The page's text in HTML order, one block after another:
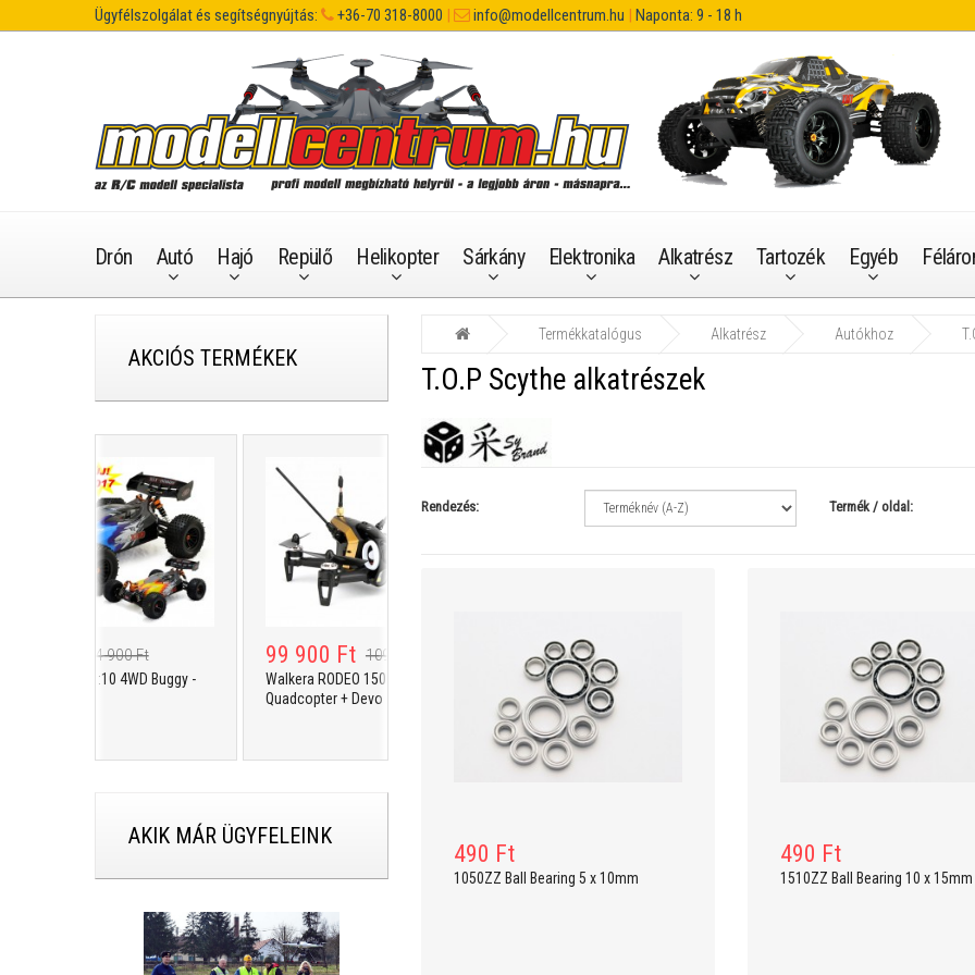
Ügyfélszolgálat és segítségnyújtás: +36-70 318-8000 | info@modellcentrum.hu | Naponta: 9 - 18 h
Drón Autó Hajó Repülő Helikopter Sárkány Elektronika Alkatrész Tartozék Egyéb
Termékkatalógus Alkatrész Autókhoz
T.O.P Scythe alkatrészek
Rendezés: Termék / oldal:
490 Ft
1050ZZ Ball Bearing 5 x 10mm
490 Ft
1510ZZ Ball Bearing 10 x 15mm
AKCIÓS TERMÉKEK
74 900 Ft
XBD PRO 1:10 4WD Buggy -
99 900 Ft 109 900 Ft
Walkera RODEO 150 FPV Racing
Quadcopter + Devo 7 + kamera
249 900 Ft
Walkera AIRBOT 280 - Ultra HD 4K
kamera - Devo F8E
49 900 Ft
CSR Modelltechnic etetőhajó
AKIK MÁR ÜGYFELEINK